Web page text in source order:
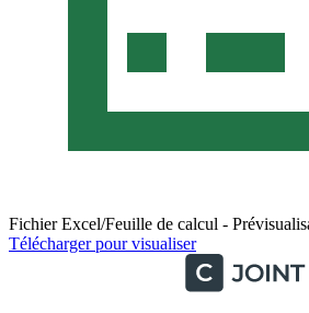
Fichier Excel/Feuille de calcul -
Télécharger pour visualiser